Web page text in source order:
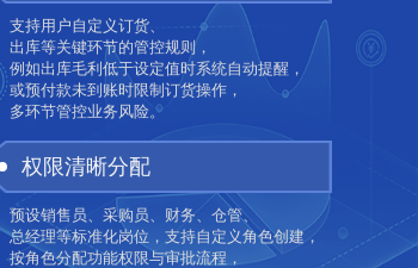
支持用户自定义订货、
出库等关键环节的管控规则，
例如出库毛利低于设定值时系统自动提醒，
或预付款未到账时限制订货操作，
多环节管控业务风险。
权限清晰分配
预设销售员、采购员、财务、仓管、
总经理等标准化岗位，支持自定义角色创建，
按角色分配功能权限与审批流程，